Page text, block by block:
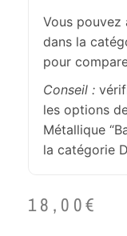
Vous pouvez
dans la
pour
Conseil :
les options
Métallique
la catégorie
18,00€